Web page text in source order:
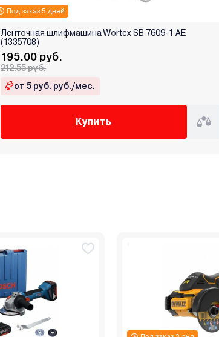
Под заказ 5 дней
Ленточная шлифмашина Wortex SB 7609-1 AE
(1335708)
195.00 руб.
212.55 руб.
от 5 руб. руб./мес.
Купить